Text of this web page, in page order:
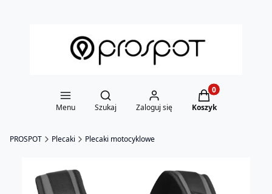
Menu
Otwórz wyszukiwarkę
Szukaj Zaloguj się
Produkty w
Koszyk
PROSPOT Plecaki Plecaki motocyklowe